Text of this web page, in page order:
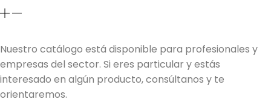
Nuestro catálogo está disponible para profesionales y
empresas del sector. Si eres particular y estás
interesado en algún producto, consúltanos y te
orientaremos.